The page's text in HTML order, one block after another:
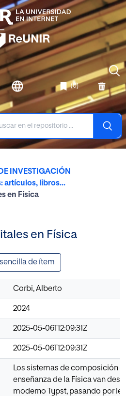
(0)
INVESTIGACIÓN
artículos, libros...
en Física
en Física
de ítem
Corbi, Alberto
2024
2025-05-06T12:09:31Z
2025-05-06T12:09:31Z
Los sistemas de composición
enseñanza de la Física van
moderno Typst, pasando por